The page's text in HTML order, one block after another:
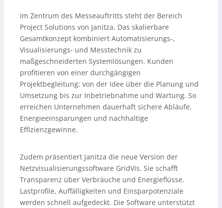
Im Zentrum des Messeauftritts steht der Bereich
Project Solutions von Janitza. Das skalierbare
Gesamtkonzept kombiniert Automatisierungs-,
Visualisierungs- und Messtechnik zu
maßgeschneiderten Systemlösungen. Kunden
profitieren von einer durchgängigen
Projektbegleitung: von der Idee über die Planung und
Umsetzung bis zur Inbetriebnahme und Wartung. So
erreichen Unternehmen dauerhaft sichere Abläufe,
Energieeinsparungen und nachhaltige
Effizienzgewinne.
Zudem präsentiert Janitza die neue Version der
Netzvisualisierungssoftware GridVis. Sie schafft
Transparenz über Verbräuche und Energieflüsse.
Lastprofile, Auffälligkeiten und Einsparpotenziale
werden schnell aufgedeckt. Die Software unterstützt